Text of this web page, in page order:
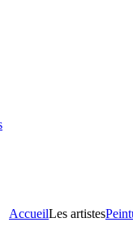
AccueilLes artistes